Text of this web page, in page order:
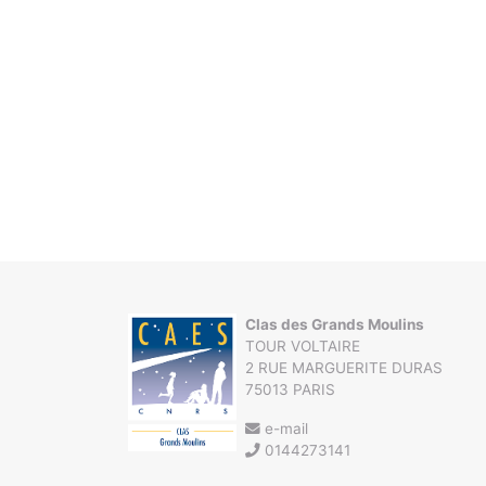
Clas des Grands Moulins
TOUR VOLTAIRE
2 RUE MARGUERITE DURAS
75013 PARIS
e-mail
0144273141